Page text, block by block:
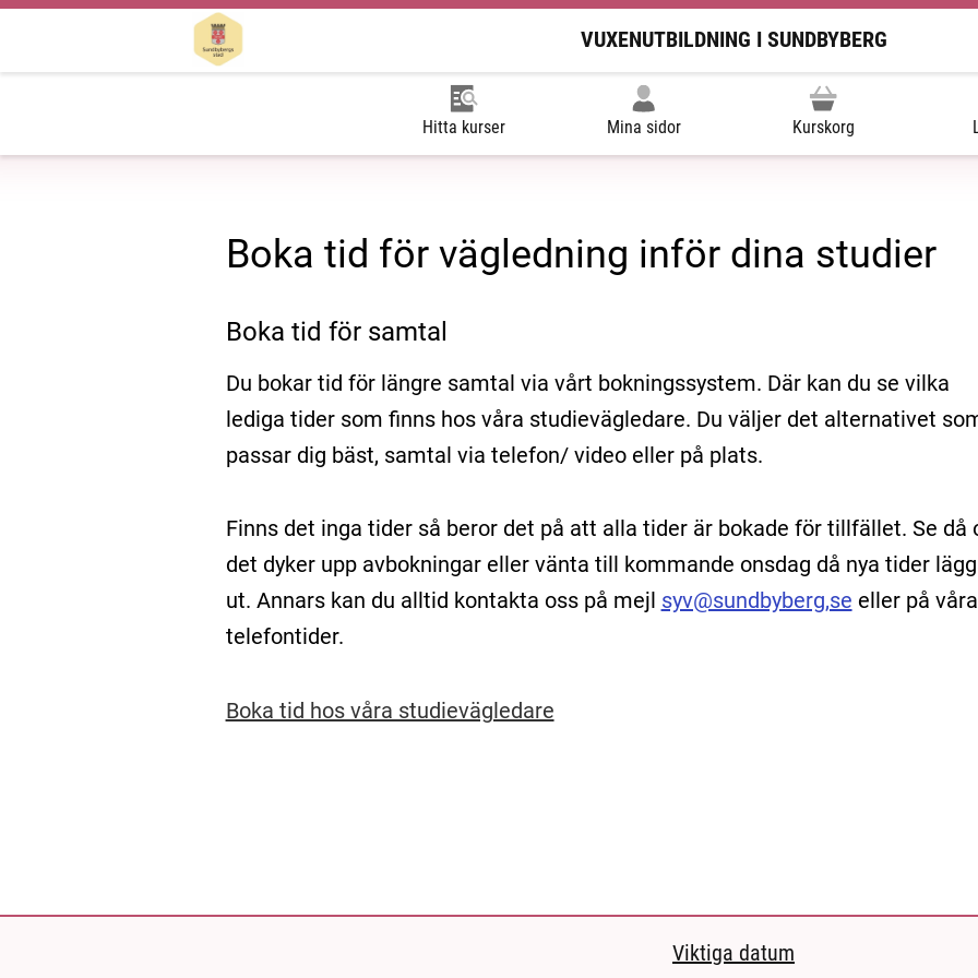
VUXENUTBILDNING I SUNDBYBERG
Hitta kurser Mina sidor Kurskorg
Boka tid för vägledning inför dina studier
Boka tid för samtal
Du bokar tid för längre samtal via vårt bokningssystem. Där kan du se vilka
lediga tider som finns hos våra studievägledare. Du väljer det alternativet
passar dig bäst, samtal via telefon/ video eller på plats.
Finns det inga tider så beror det på att alla tider är bokade för tillfället. Se då
det dyker upp avbokningar eller vänta till kommande onsdag då nya tider
ut. Annars kan du alltid kontakta oss på mejl syv@sundbyberg,se eller på våra
telefontider.
Boka tid hos våra studievägledare
Viktiga datum